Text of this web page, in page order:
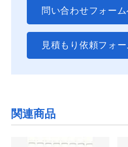
問い合わせフォー
見積もり依頼フォ
関連商品